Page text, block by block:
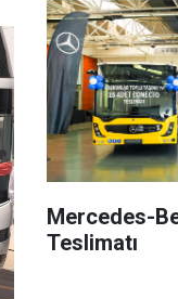
Mercedes-
Teslimatı